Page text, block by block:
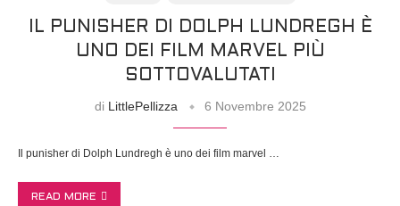
IL PUNISHER DI DOLPH LUNDREGH È
UNO DEI FILM MARVEL PIÙ
SOTTOVALUTATI
di LittlePellizza 6 Novembre 2025
Il punisher di Dolph Lundregh è uno dei film marvel …
READ MORE